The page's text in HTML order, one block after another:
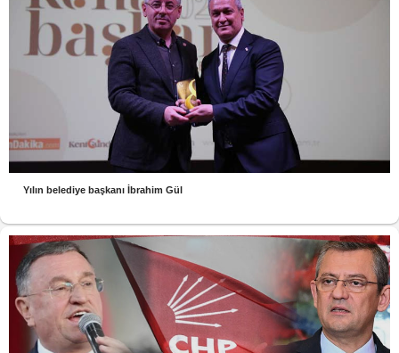
Yılın belediye başkanı İbrahim Gül